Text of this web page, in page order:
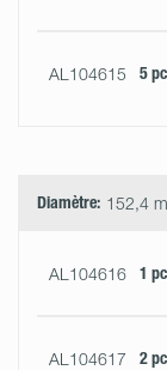
AL104615 5 pc
Diamètre: 152,4
AL104616 1 pc
AL104617 2 pc